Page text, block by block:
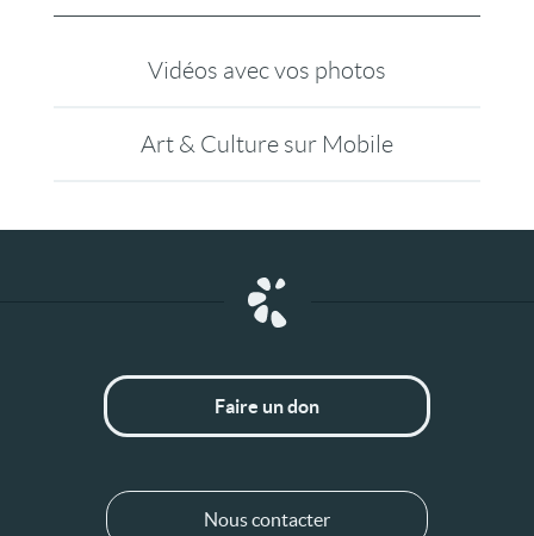
Vidéos avec vos photos
Art & Culture sur Mobile
Faire un don
Nous contacter